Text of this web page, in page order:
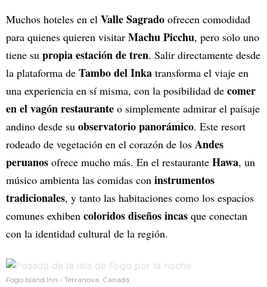
Muchos hoteles en el Valle Sagrado ofrecen comodidad
para quienes quieren visitar Machu Picchu, pero solo uno
tiene su propia estación de tren. Salir directamente desde
la plataforma de Tambo del Inka transforma el viaje en
una experiencia en sí misma, con la posibilidad de comer
en el vagón restaurante o simplemente admirar el paisaje
andino desde su observatorio panorámico. Este resort
rodeado de vegetación en el corazón de los Andes
peruanos ofrece mucho más. En el restaurante Hawa, un
músico ambienta las comidas con instrumentos
tradicionales, y tanto las habitaciones como los espacios
comunes exhiben coloridos diseños incas que conectan
con la identidad cultural de la región.
Fogo Island Inn - Terranova, Canadá.